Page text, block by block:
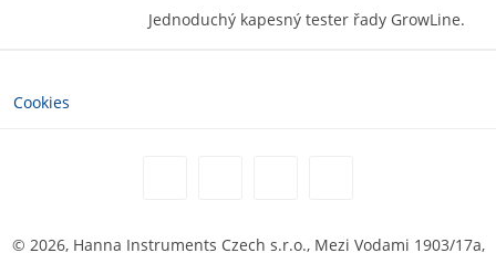
Jednoduchý kapesný tester řady GrowLine.
Cookies
© 2026, Hanna Instruments Czech s.r.o., Mezi Vodami 1903/17a,